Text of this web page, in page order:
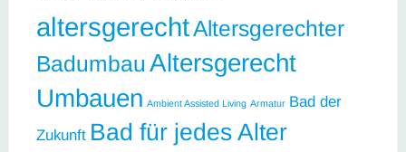
altersgerechtAltersgerechter
Badumbau Altersgerecht
Umbauen Ambient Assisted Living Armatur Bad der
Zukunft Bad für jedes Alter